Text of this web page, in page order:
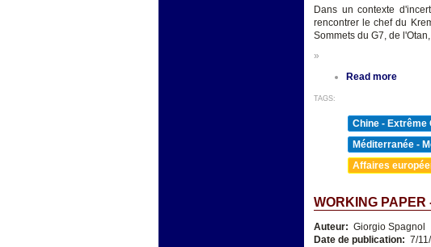
Dans un contexte
rencontrer le chef du
Sommets du G7, de
»
Read more
TAGS:
Chine - Extrême
Méditerranée -
Affaires
WORKING
Auteur: Giorgio Spagnol
Date de publication: 7/